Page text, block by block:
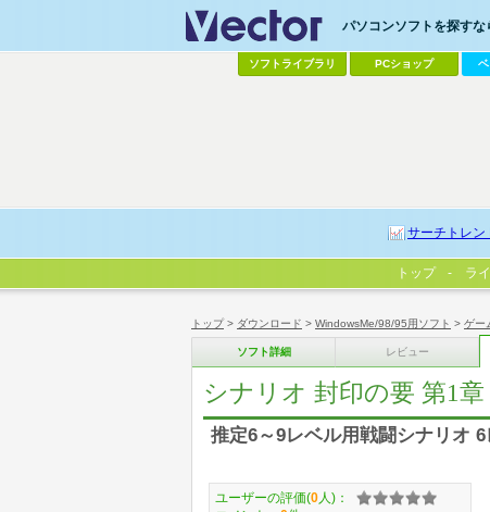
トップ> ダウンロード > WindowsMe/98/95用ソフト > ゲー
ソフト詳細 レビュー
シナリオ 封印の要 第1章
推定6～9レベル用戦闘シナリオ
ユーザーの評価(0 人)：
パソコンソフトを探すな
ソフトライブラリ PCショップ
サーチトレン
トップ ラ